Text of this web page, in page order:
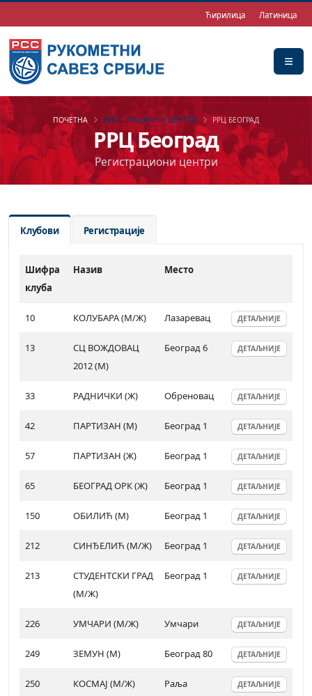
Ћирилица Латиница
РРЦ Београд
Регистрациони центри
ПОЧЕТНА РЕГИСТРАЦИОНИ ЦЕНТРИ РРЦ БЕОГРАД
Клубови Регистрације
Шифра
клуба
Назив Место
10 КОЛУБАРА (М/Ж) Лазаревац ДЕТАЉНИЈЕ
13
СЦ ВОЖДОВАЦ
2012 (М)
Београд 6 ДЕТАЉНИЈЕ
33 РАДНИЧКИ (Ж) Обреновац ДЕТАЉНИЈЕ
42 ПАРТИЗАН (М) Београд 1 ДЕТАЉНИЈЕ
57 ПАРТИЗАН (Ж) Београд 1 ДЕТАЉНИЈЕ
65 БЕОГРАД ОРК (Ж) Београд 1 ДЕТАЉНИЈЕ
150 ОБИЛИЋ (М) Београд 1 ДЕТАЉНИЈЕ
212 СИНЂЕЛИЋ (М/Ж) Београд 1 ДЕТАЉНИЈЕ
213
СТУДЕНТСКИ ГРАД
(М/Ж)
Београд 1 ДЕТАЉНИЈЕ
226 УМЧАРИ (М/Ж) Умчари ДЕТАЉНИЈЕ
249 ЗЕМУН (М) Београд 80 ДЕТАЉНИЈЕ
250 КОСМАЈ (М/Ж) Раља ДЕТАЉНИЈЕ